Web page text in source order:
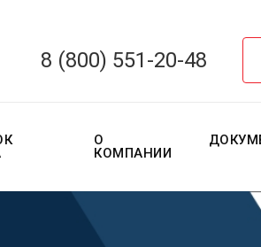
8 (800) 551-20-48
О
КОМПАНИИ